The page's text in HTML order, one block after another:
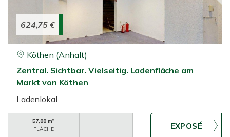
624,75 €
Köthen (Anhalt)
Zentral. Sichtbar. Vielseitig. Ladenfläche am
Markt von Köthen
Ladenlokal
57,88 m²
FLÄCHE